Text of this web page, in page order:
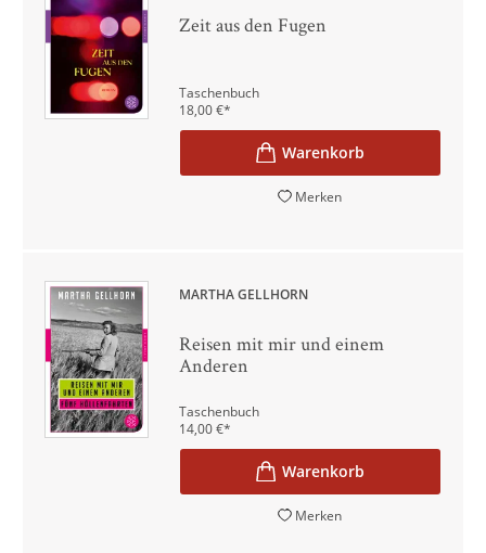
Zeit aus den Fugen
Taschenbuch
18,00€*
Merken
MARTHA GELLHORN
Reisen mit mir und einem
Anderen
Taschenbuch
14,00€*
Merken